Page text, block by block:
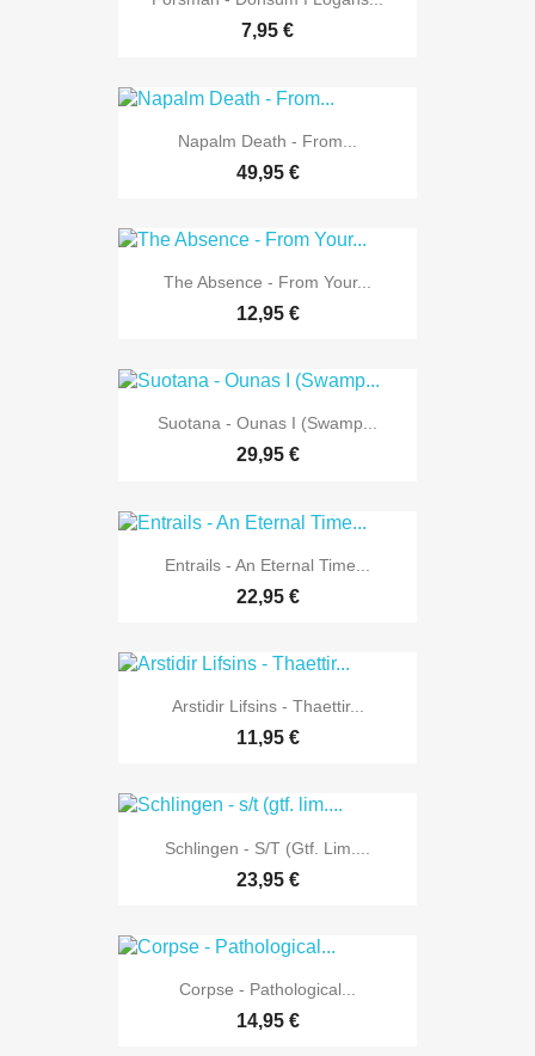
7,95 €
Napalm Death - From...
49,95 €
The Absence - From Your...
12,95 €
Suotana - Ounas I (Swamp...
29,95 €
Entrails - An Eternal Time...
22,95 €
Arstidir Lifsins - Thaettir...
11,95 €
Schlingen - S/t (gtf. Lim....
23,95 €
Corpse - Pathological...
14,95 €